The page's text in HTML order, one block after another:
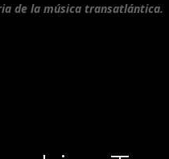
de la música transatlántica.